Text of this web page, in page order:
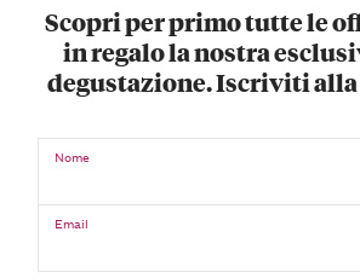
Scopri per primo tutte le
in regalo la nostra
degustazione. Iscriviti
Nome
Email